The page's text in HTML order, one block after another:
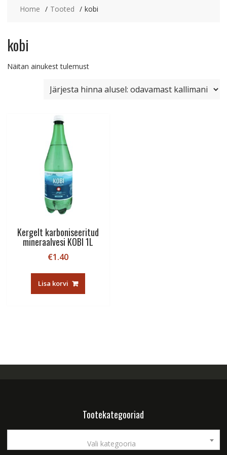
Home Tooted kobi
kobi
Näitan ainukest tulemust
Kergelt karboniseeritud
mineraalvesi KOBI 1L
€1.40
Lisa korvi
Tootekategooriad
Vali kategooria